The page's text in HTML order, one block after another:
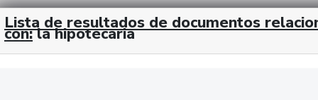
Lista de resultados de documentos
con: la hipotecaria